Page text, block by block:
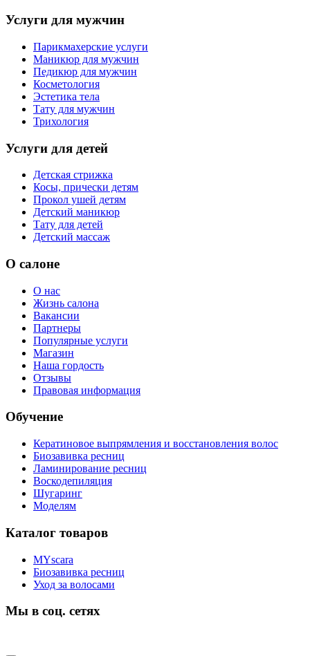
Услуги для мужчин
Парикмахерские услуги
Маникюр для мужчин
Педикюр для мужчин
Косметология
Эстетика тела
Тату для мужчин
Трихология
Услуги для детей
Детская стрижка
Косы, прически детям
Прокол ушей детям
Детский маникюр
Тату для детей
Детский массаж
О салоне
О нас
Жизнь салона
Вакансии
Партнеры
Популярные услуги
Магазин
Наша гордость
Отзывы
Правовая информация
Обучение
Кератиновое выпрямления и восстановления волос
Биозавивка ресниц
Ламинирование ресниц
Воскодепиляция
Шугаринг
Моделям
Каталог товаров
MYscara
Биозавивка ресниц
Уход за волосами
Мы в соц. сетях